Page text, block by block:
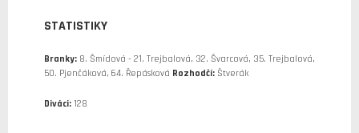
STATISTIKY
Branky: 8. Šmídová - 21. Trejbalová, 32. Švarcová, 35. Trejbalová,
50. Pjenčáková, 64. Řepásková Rozhodčí: Štverák
Diváci: 128